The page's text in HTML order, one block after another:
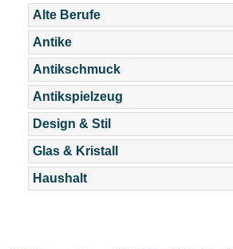
Alte Berufe
Antike
Antikschmuck
Antikspielzeug
Design & Stil
Glas & Kristall
Haushalt